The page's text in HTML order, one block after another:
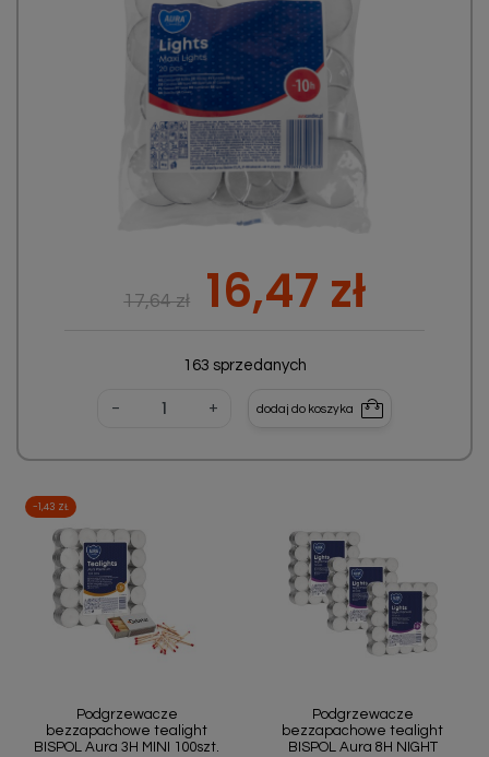
17,64 zł 16,47 zł
163 sprzedanych
- + dodaj do koszyka
Podgrzewacze
bezzapachowe tealight
BISPOL Aura 3H MINI 100szt.
-1,43 ZŁ
Podgrzewacze
bezzapachowe tealight
BISPOL Aura 8H NIGHT